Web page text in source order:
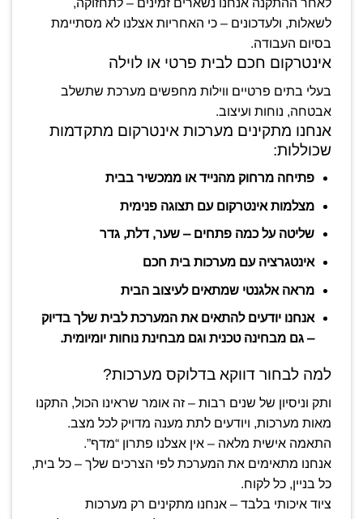
לאחר ההתקנה אנחנו נשארים זמינים – לתחזוקה,
לשאלות, ולעדכונים – כי האחריות אצלנו לא מסתיימת
בסיום העבודה.
אינטרקום חכם לבית פרטי או לוילה
בעלי בתים פרטיים ווילות מחפשים מערכת שתשלב
אבטחה, נוחות ועיצוב.
אנחנו מתקינים מערכות אינטרקום מתקדמות
שכוללות:
פתיחה מרחוק מהנייד או ממכשיר בבית
מצלמות אינטרקום עם תצוגה פנימית
שליטה על כמה פתחים – שער, דלת, גדר
אינטגרציה עם מערכות בית חכם
מראה אלגנטי שמתאים לעיצוב הבית
אנחנו יודעים להתאים את המערכת לבית שלך בדיוק
– גם מבחינה טכנית וגם מבחינת נוחות יומיומית.
למה לבחור דווקא בדלוקס מערכות?
ותק וניסיון של שנים רבות – זה אומר שראינו הכול, התקנו
מאות מערכות, ויודעים לתת מענה מדויק לכל מצב.
התאמה אישית מלאה – אין אצלנו פתרון “מדף”.
אנחנו מתאימים את המערכת לפי הצרכים שלך – כל בית,
כל בניין, כל לקוח.
ציוד איכותי בלבד – אנחנו מתקינים רק מערכות